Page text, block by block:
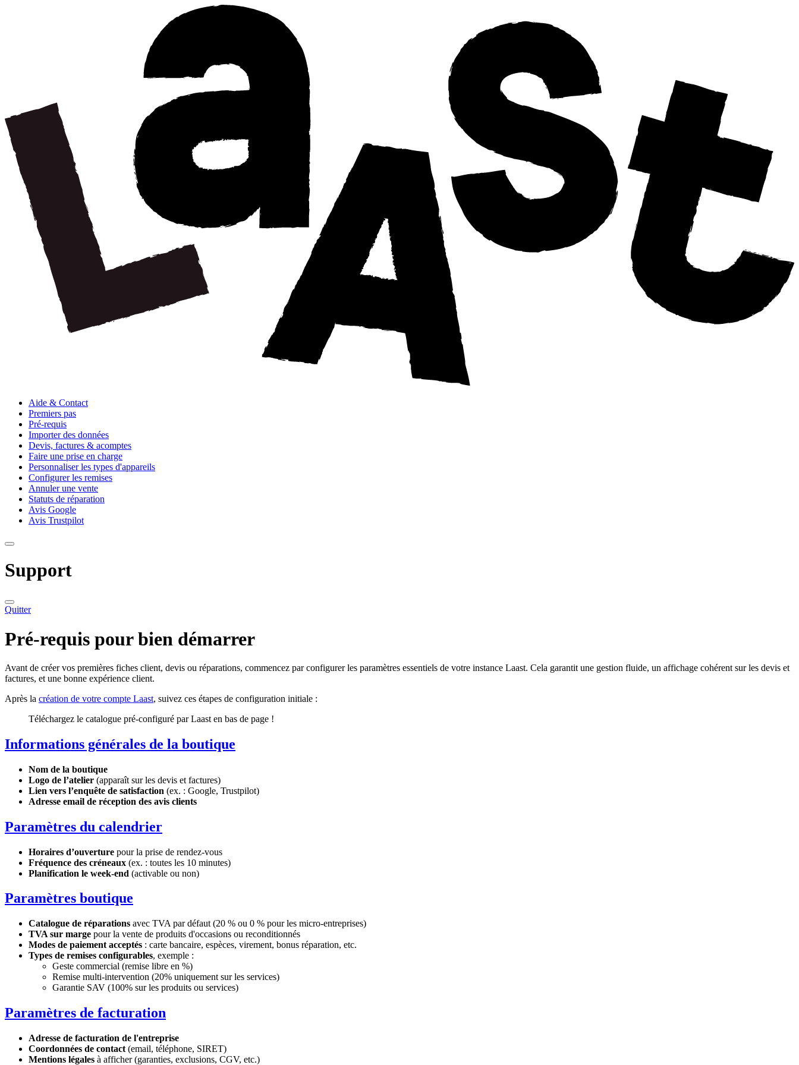
Aide & Contact
Premiers pas
Pré-requis
Importer des données
Devis, factures & acomptes
Faire une prise en charge
Personnaliser les types d'appareils
Configurer les remises
Annuler une vente
Statuts de réparation
Avis Google
Avis Trustpilot
Support
Quitter
Pré-requis pour bien démarrer
Avant de créer vos premières fiches client, devis ou réparations, commencez par configurer les paramètres essentiels de votre instance Laast. Cela garantit une gestion fluide, un affichage cohérent sur les devis et
factures, et une bonne expérience client.
Après la création de votre compte Laast, suivez ces étapes de configuration initiale :
Téléchargez le catalogue pré-configuré par Laast en bas de page !
Informations générales de la boutique
Nom de la boutique
Logo de l’atelier (apparaît sur les devis et factures)
Lien vers l’enquête de satisfaction (ex. : Google, Trustpilot)
Adresse email de réception des avis clients
Paramètres du calendrier
Horaires d’ouverture pour la prise de rendez-vous
Fréquence des créneaux (ex. : toutes les 10 minutes)
Planification le week-end (activable ou non)
Paramètres boutique
Catalogue de réparations avec TVA par défaut (20 % ou 0 % pour les micro-entreprises)
TVA sur marge pour la vente de produits d'occasions ou reconditionnés
Modes de paiement acceptés : carte bancaire, espèces, virement, bonus réparation, etc.
Types de remises configurables, exemple :
Geste commercial (remise libre en %)
Remise multi-intervention (20% uniquement sur les services)
Garantie SAV (100% sur les produits ou services)
Paramètres de facturation
Adresse de facturation de l'entreprise
Coordonnées de contact (email, téléphone, SIRET)
Mentions légales à afficher (garanties, exclusions, CGV, etc.)